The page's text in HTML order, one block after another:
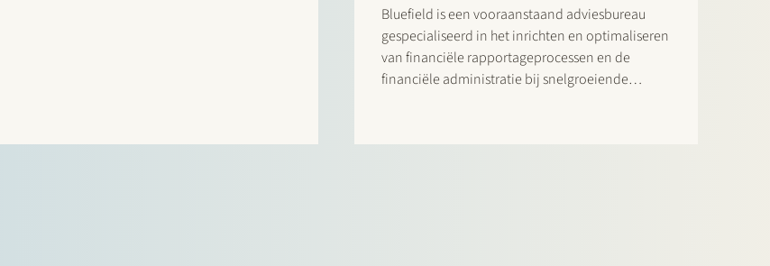
Bluefield is een vooraanstaand adviesbureau
gespecialiseerd in het inrichten en optimaliseren
van financiële rapportageprocessen en de
financiële administratie bij snelgroeiende
Bluefield aan EY, waar Bluefield geïntegreerd zal